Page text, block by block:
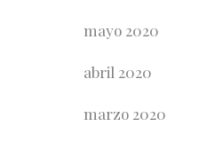
mayo 2020
abril 2020
marzo 2020